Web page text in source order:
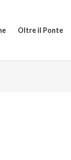
Oltre il Ponte